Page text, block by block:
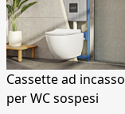
Cassette ad incasso
per WC sospesi